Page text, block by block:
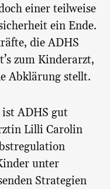
einer teilweise
ein Ende.
die ADHS
zum Kinderarzt,
Abklärung stellt.
ADHS gut
Lilli Carolin
unter
Strategien